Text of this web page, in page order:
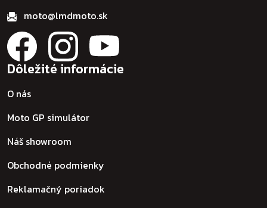
moto@lmdmoto.sk
Dôležité informácie
O nás
Moto GP simulátor
Náš showroom
Obchodné podmienky
Reklamačný poriadok